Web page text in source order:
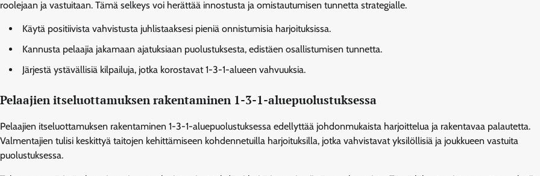
roolejaan ja vastuitaan. Tämä selkeys voi herättää innostusta ja omistautumisen tunnetta strategialle.
Käytä positiivista vahvistusta juhlistaaksesi pieniä onnistumisia harjoituksissa.
Kannusta pelaajia jakamaan ajatuksiaan puolustuksesta, edistäen osallistumisen tunnetta.
Järjestä ystävällisiä kilpailuja, jotka korostavat 1-3-1-alueen vahvuuksia.
Pelaajien itseluottamuksen rakentaminen 1-3-1-aluepuolustuksessa
Pelaajien itseluottamuksen rakentaminen 1-3-1-aluepuolustuksessa edellyttää johdonmukaista harjoittelua ja rakentavaa palautetta.
Valmentajien tulisi keskittyä taitojen kehittämiseen kohdennetuilla harjoituksilla, jotka vahvistavat yksilöllisiä ja joukkueen vastuita
puolustuksessa.